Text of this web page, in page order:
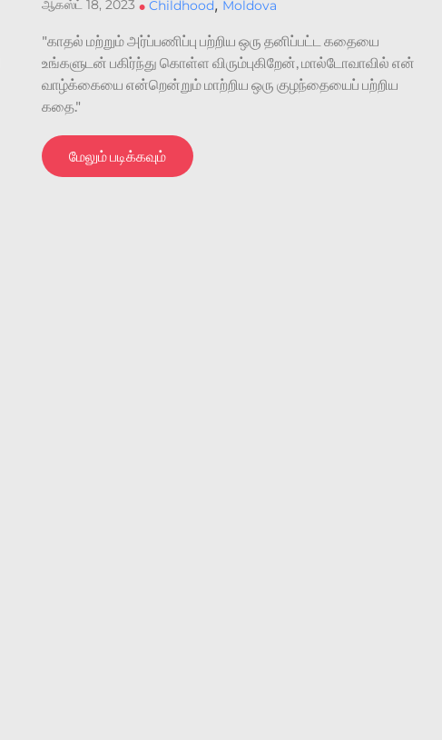
ஆகஸ்ட் 18, 2023 •Childhood, Moldova
"காதல் மற்றும் அர்ப்பணிப்பு பற்றிய ஒரு தனிப்பட்ட கதையை
உங்களுடன் பகிர்ந்து கொள்ள விரும்புகிறேன், மால்டோவாவில் என்
வாழ்க்கையை என்றென்றும் மாற்றிய ஒரு குழந்தையைப் பற்றிய
கதை."
மேலும் படிக்கவும்